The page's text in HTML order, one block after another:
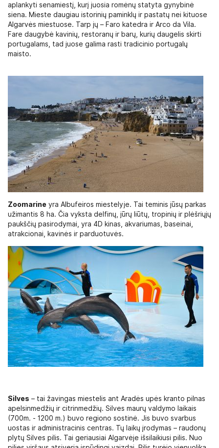
aplankyti senamiestį, kurį juosia romėnų statyta gynybinė
siena. Mieste daugiau istorinių paminklų ir pastatų nei kituose
Algarvės miestuose. Tarp jų – Faro katedra ir Arco da Vila.
Fare daugybė kavinių, restoranų ir barų, kurių daugelis skirti
portugalams, tad juose galima rasti tradicinio portugalų
maisto.
Zoomarine yra Albufeiros miestelyje. Tai teminis jūsų parkas
užimantis 8 ha. Čia vyksta delfinų, jūrų liūtų, tropinių ir plėšriųjų
paukščių pasirodymai, yra 4D kinas, akvariumas, baseinai,
atrakcionai, kavinės ir parduotuvės.
Silves – tai žavingas miestelis ant Aradės upės kranto pilnas
apelsinmedžių ir citrinmedžių. Silves maurų valdymo laikais
(700m. - 1200 m.) buvo regiono sostinė. Jis buvo svarbus
uostas ir administracinis centras. Tų laikų įrodymas – raudonų
plytų Silves pilis. Tai geriausiai Algarvėje išsilaikiusi pilis. Nuo